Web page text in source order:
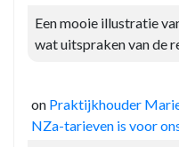
Een mooie illustratie
wat uitspraken van de
on Praktijkhouder
NZa-tarieven is voor